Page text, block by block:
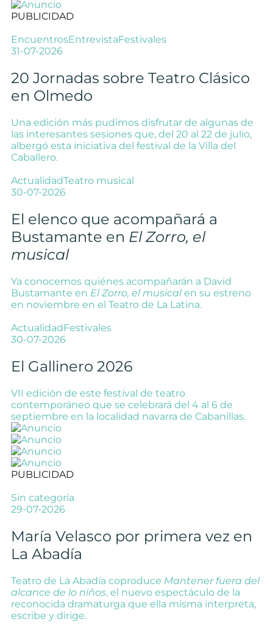
PUBLICIDAD
EncuentrosEntrevistaFestivales
31-07-2026
20 Jornadas sobre Teatro Clásico
en Olmedo
Una edición más pudimos disfrutar de algunas de
las interesantes sesiones que, del 20 al 22 de julio,
albergó esta iniciativa del festival de la Villa del
Caballero.
ActualidadTeatro musical
30-07-2026
El elenco que acompañará a
Bustamante en El Zorro, el
musical
Ya conocemos quiénes acompañarán a David
Bustamante en El Zorro, el musicalen su estreno
en noviembre en el Teatro de La Latina.
ActualidadFestivales
30-07-2026
El Gallinero 2026
VII edición de este festival de teatro
contemporáneo que se celebrará del 4 al 6 de
septiembre en la localidad navarra de Cabanillas.
PUBLICIDAD
Sin categoría
29-07-2026
María Velasco por primera vez en
La Abadía
Teatro de La Abadía coproduce Mantener fuera del
alcance de lo niños, el nuevo espectáculo de la
reconocida dramaturga que ella misma interpreta,
escribe y dirige.